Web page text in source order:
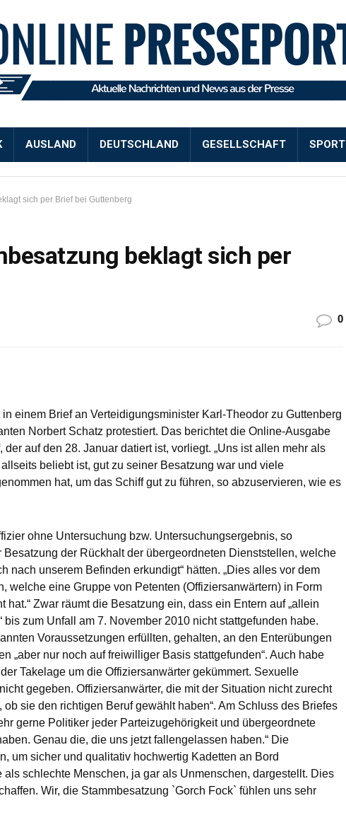
AUSLAND DEUTSCHLAND GESELLSCHAFT SPORT
sich per Brief bei Guttenberg
beklagt sich per
0
in einem Brief an Verteidigungsminister Karl-Theodor zu Guttenberg
Norbert Schatz protestiert. Das berichtet die Online-Ausgabe
der auf den 28. Januar datiert ist, vorliegt. „Uns ist allen mehr als
beliebt ist, gut zu seiner Besatzung war und viele
hat, um das Schiff gut zu führen, so abzuservieren, wie es
ohne Untersuchung bzw. Untersuchungsergebnis, so
der Rückhalt der übergeordneten Dienststellen, welche
nach unserem Befinden erkundigt“ hätten. „Dies alles vor dem
welche eine Gruppe von Petenten (Offiziersanwärtern) in Form
Zwar räumt die Besatzung ein, dass ein Entern auf „allein
bis zum Unfall am 7. November 2010 nicht stattgefunden habe.
Voraussetzungen erfüllten, gehalten, an den Enterübungen
„aber nur noch auf freiwilliger Basis stattgefunden“. Auch habe
Takelage um die Offiziersanwärter gekümmert. Sexuelle
gegeben. Offiziersanwärter, die mit der Situation nicht zurecht
sie den richtigen Beruf gewählt haben“. Am Schluss des Briefes
gerne Politiker jeder Parteizugehörigkeit und übergeordnete
Genau die, die uns jetzt fallengelassen haben.“ Die
um sicher und qualitativ hochwertig Kadetten an Bord
schlechte Menschen, ja gar als Unmenschen, dargestellt. Dies
Wir, die Stammbesatzung `Gorch Fock` fühlen uns sehr